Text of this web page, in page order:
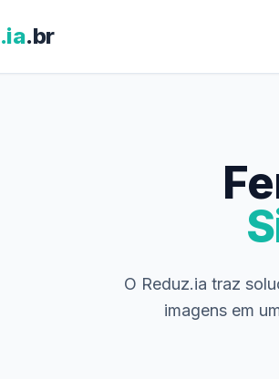
.ia.br
O Reduz.ia traz
imagens em